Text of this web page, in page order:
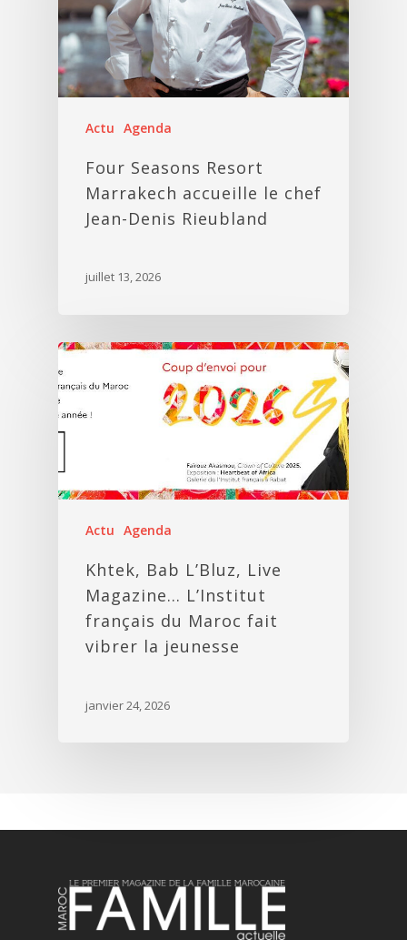
Actu Agenda
Four Seasons Resort
Marrakech accueille le chef
Jean-Denis Rieubland
juillet 13, 2026
Actu Agenda
Khtek, Bab L’Bluz, Live
Magazine… L’Institut
français du Maroc fait
vibrer la jeunesse
janvier 24, 2026